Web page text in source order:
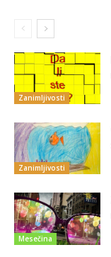
Zanimljivosti
Zanimljivosti
Mesečina